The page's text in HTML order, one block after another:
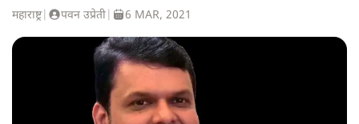
महाराष्ट्र| पवन उप्रेती 6 MAR, 2021